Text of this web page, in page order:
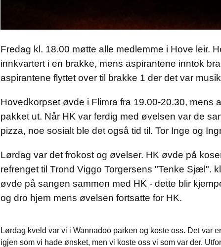
Fredag kl. 18.00 møtte alle medlemme i Hove leir.
innkvartert i en brakke, mens aspirantene inntok
aspirantene flyttet over til brakke 1 der det var
Hovedkorpset øvde i Flimra fra 19.00-20.30, mens
pakket ut. Når HK var ferdig med øvelsen var de
pizza, noe sosialt ble det også tid til. Tor Inge og
Lørdag var det frokost og øvelser. HK øvde på
refrenget til Trond Viggo Torgersens "Tenke Sjæl".
øvde på sangen sammen med HK - dette blir
og dro hjem mens øvelsen fortsatte for HK.
Lørdag kveld var vi i Wannadoo parken og koste oss. Det var
igjen som vi hade ønsket, men vi koste oss vi som var der.